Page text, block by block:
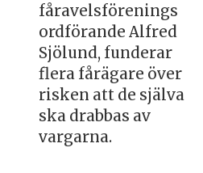
fåravelsförenings
ordförande Alfred
Sjölund, funderar
flera fårägare över
risken att de själva
ska drabbas av
vargarna.